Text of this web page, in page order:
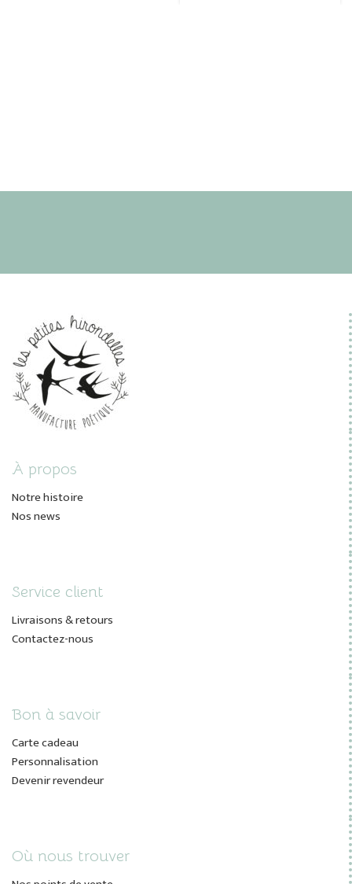
À propos
Notre histoire
Nos news
Service client
Livraisons & retours
Contactez-nous
Bon à savoir
Carte cadeau
Personnalisation
Devenir revendeur
Où nous trouver